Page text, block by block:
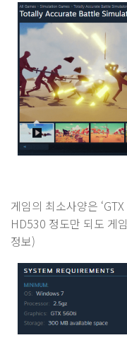
게임의 최소사양은
HD530 정도만 되도 게
정보)